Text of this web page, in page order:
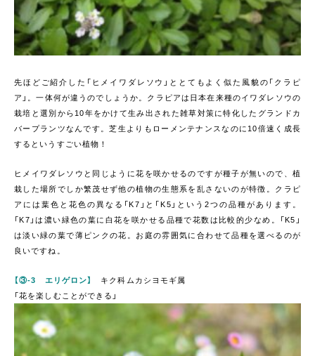
先ほどご紹介した「ヒメイワダレソウ」ととてもよく似た風貌の「クラピ
ア」。一体何が違うのでしょうか。クラピアは日本在来種のイワダレソウの
栽培と選別から10年をかけて生み出された雑草対策に特化したグランドカ
バープランツなんです。芝生よりもローメンテナンスなのに10倍速く成長
するというすごい植物！
ヒメイワダレソウと同じように花を咲かせるのですが種子が無いので、植
栽した場所でしか繁茂せず他の植物の生態系を乱さないのが特徴。クラピ
アには葉色と花色の異なる「K7」と「K5」という2つの品種があります。
「K7」は濃い緑色の葉に白花を咲かせる品種で花数は比較的少なめ。「K5」
は淡い緑の葉で薄ピンクの花。お庭の雰囲気に合わせて品種を選べるのが
良いですね。
【③-3 エリゲロン】 キク科ムカシヨモギ属
「花を楽しむことができる」